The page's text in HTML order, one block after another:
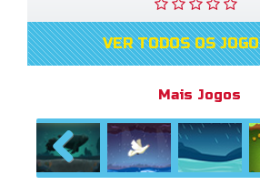
VER TODOS OS
Mais Jogos
Previous